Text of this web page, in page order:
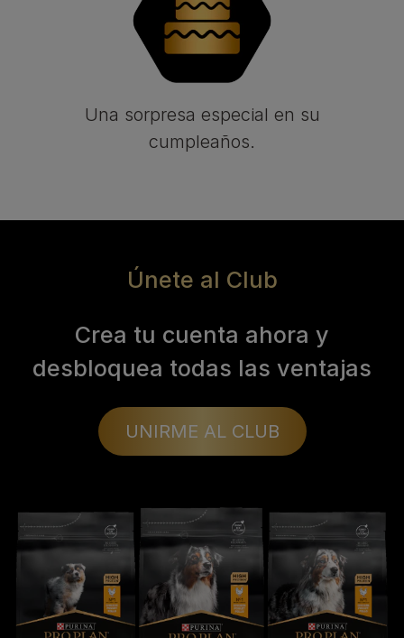
Una sorpresa especial en su
cumpleaños.
Únete al Club
Crea tu cuenta ahora y
desbloquea todas las ventajas
UNIRME AL CLUB